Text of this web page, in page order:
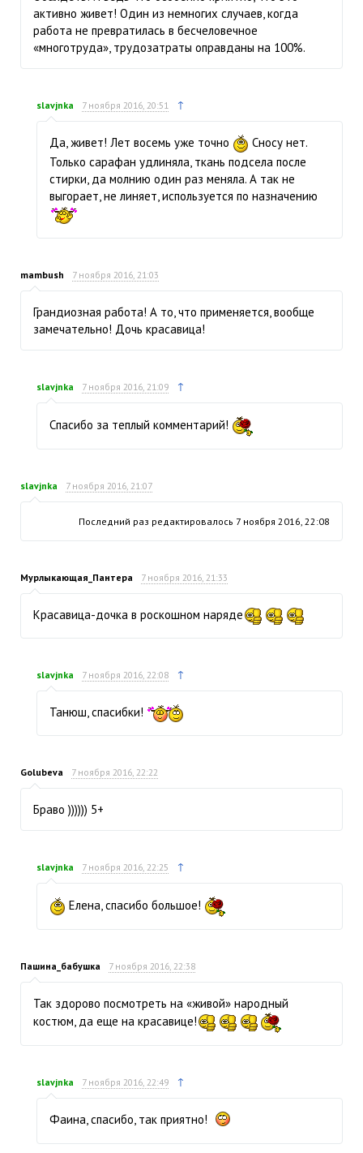
активно живет! Один из немногих случаев, когда
работа не превратилась в бесчеловечное
«многотруда», трудозатраты оправданы на 100%.
slavjnka 7 ноября 2016, 20:51 ↑
Да, живет! Лет восемь уже точно
Сносу нет.
Только сарафан удлиняла, ткань подсела после
стирки, да молнию один раз меняла. А так не
выгорает, не линяет, используется по назначению
mambush 7 ноября 2016, 21:03
Грандиозная работа! А то, что применяется, вообще
замечательно! Дочь красавица!
slavjnka 7 ноября 2016, 21:09 ↑
Спасибо за теплый комментарий!
slavjnka 7 ноября 2016, 21:07
Последний раз редактировалось 7 ноября 2016, 22:08
Мурлыкающая_Пантера 7 ноября 2016, 21:33
Красавица-дочка в роскошном наряде
slavjnka 7 ноября 2016, 22:08 ↑
Танюш, спасибки!
Golubeva 7 ноября 2016, 22:22
Браво )))))) 5+
slavjnka 7 ноября 2016, 22:25 ↑
Елена, спасибо большое!
Пашина_бабушка 7 ноября 2016, 22:38
Так здорово посмотреть на «живой» народный
костюм, да еще на красавице!
slavjnka 7 ноября 2016, 22:49 ↑
Фаина, спасибо, так приятно!